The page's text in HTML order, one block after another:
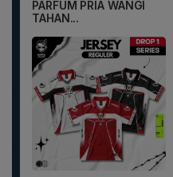
PARFUM PRIA WANGI
TAHAN...